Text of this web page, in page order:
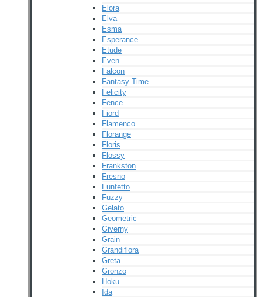
Elora
Elva
Esma
Esperance
Etude
Even
Falcon
Fantasy Time
Felicity
Fence
Fiord
Flamenco
Florange
Floris
Flossy
Frankston
Fresno
Funfetto
Fuzzy
Gelato
Geometric
Giverny
Grain
Grandiflora
Greta
Gronzo
Hoku
Ida